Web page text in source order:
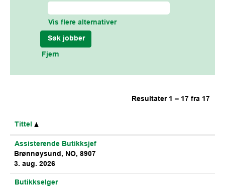
Vis flere alternativer
Fjern
Resultater 1 – 17 fra 17
Tittel
Assisterende Butikksjef
Brønnøysund, NO, 8907
3. aug. 2026
Butikkselger